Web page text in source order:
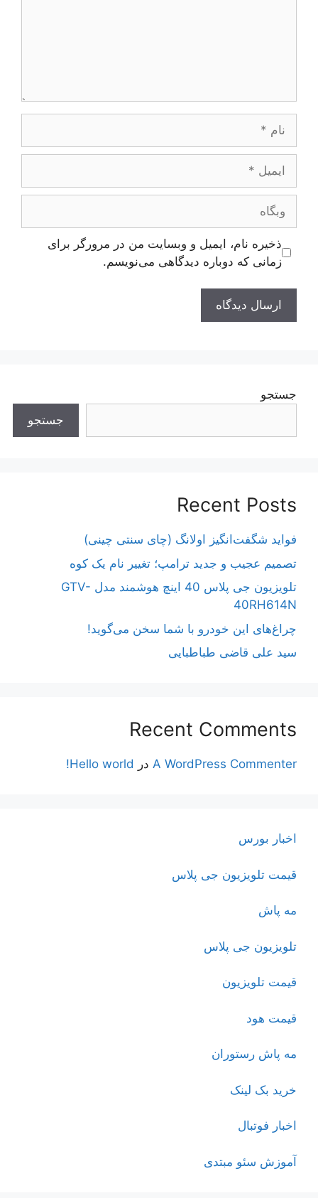
وبگاه
ذخیره نام، ایمیل و وبسایت من در مرورگر برای
زمانی که دوباره دیدگاهی می‌نویسم.
جستجو
جستجو
Recent Posts
فواید شگفت‌انگیز اولانگ (چای سنتی چینی)
تصمیم عجیب و جدید ترامپ؛ تغییر نام یک کوه
تلویزیون جی پلاس 40 اینچ هوشمند مدل GTV-
40RH614N
چراغ‌های این خودرو با شما سخن می‌گوید!
سید علی قاضی طباطبایی
Recent Comments
A WordPress Commenter در Hello world!
اخبار بورس
قیمت تلویزیون جی پلاس
مه پاش
تلویزیون جی پلاس
قیمت تلویزیون
قیمت هود
مه پاش رستوران
خرید بک لینک
اخبار فوتبال
آموزش سئو مبتدی